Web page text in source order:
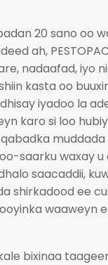
20 sano oo
ah,
nadaafad, iyo
kasta oo
iyadoo la
karo si loo
muddada
saarku waxay u
saacaddii,
shirkadood ee
waaweyn
bixinaa